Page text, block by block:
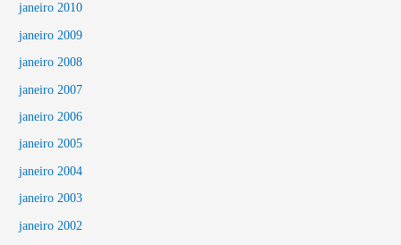
janeiro 2010
janeiro 2009
janeiro 2008
janeiro 2007
janeiro 2006
janeiro 2005
janeiro 2004
janeiro 2003
janeiro 2002